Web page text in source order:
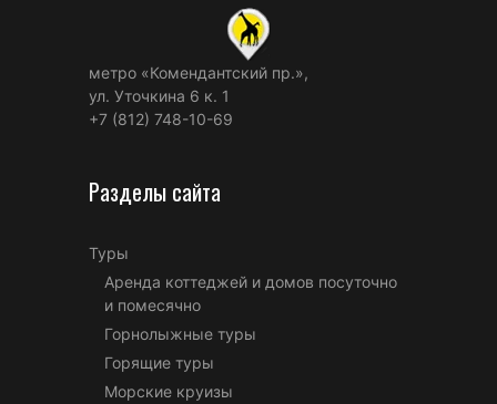
метро «Комендантский пр.»,
ул. Уточкина 6 к. 1
+7 (812) 748-10-69
Разделы сайта
Туры
Аренда коттеджей и домов посуточно
и помесячно
Горнолыжные туры
Горящие туры
Морские круизы